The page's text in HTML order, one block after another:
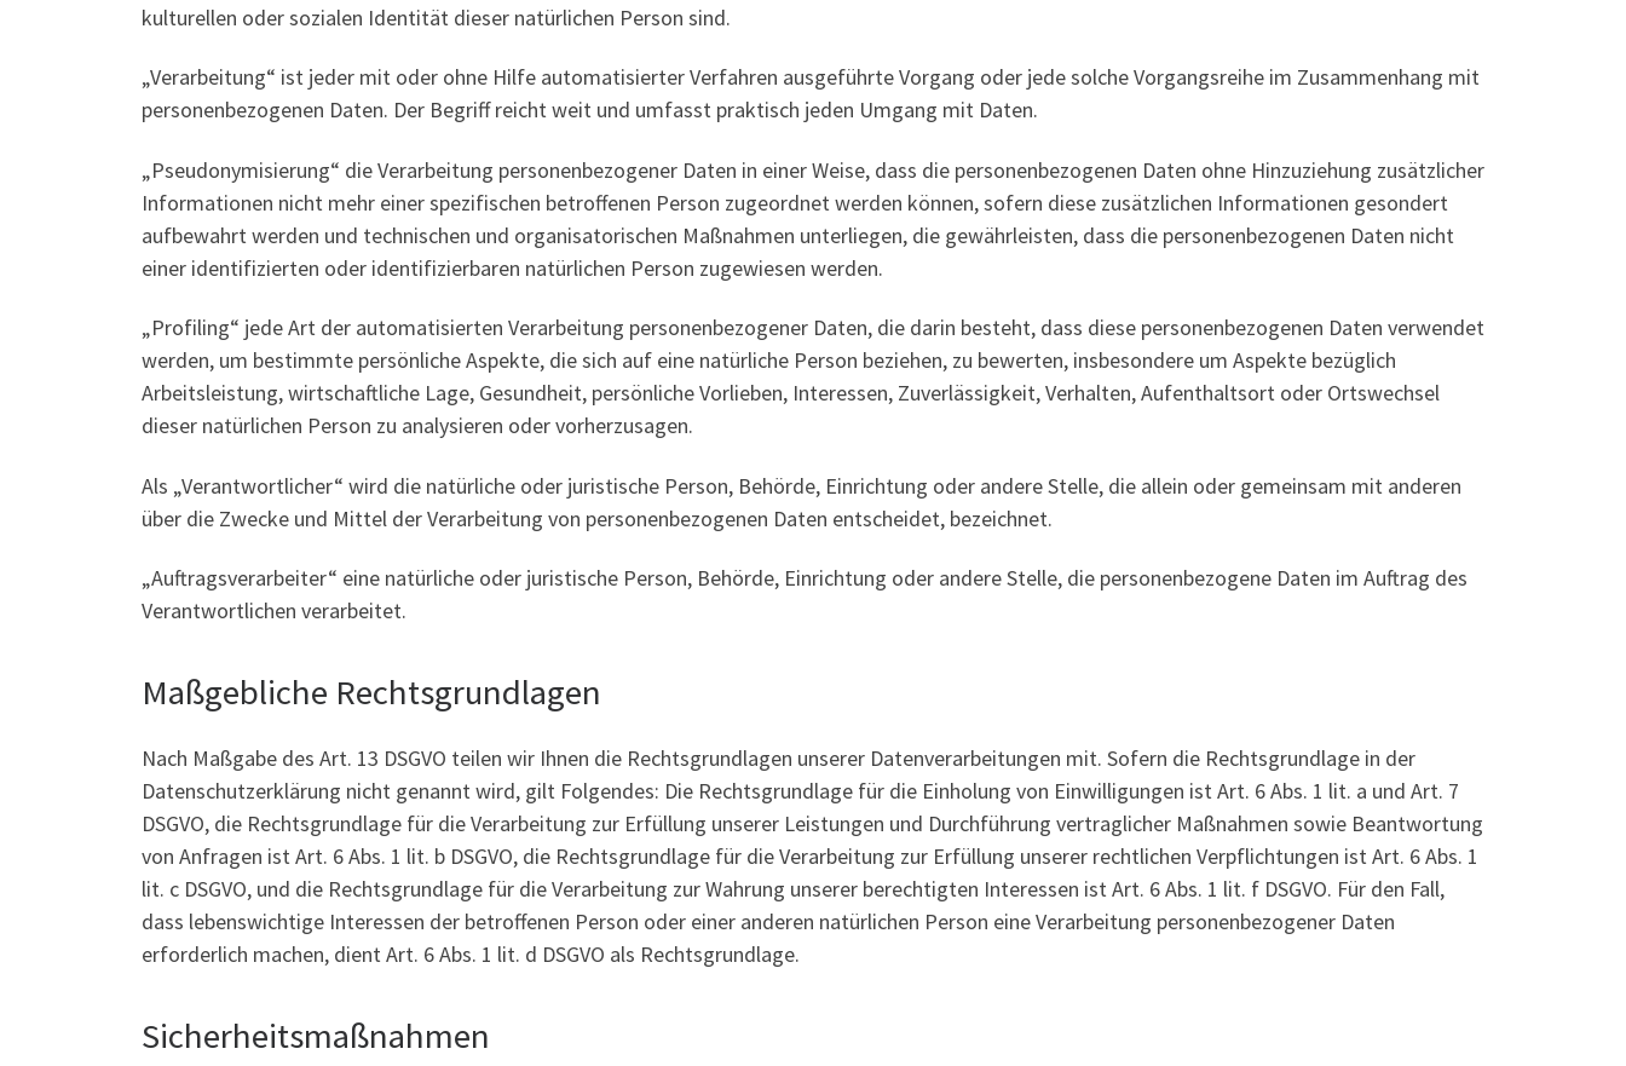
kulturellen oder sozialen Identität dieser natürlichen Person sind.
„Verarbeitung“ ist jeder mit oder ohne Hilfe automatisierter Verfahren ausgeführte Vorgang oder jede solche Vorgangsreihe im Zusammenhang mit
personenbezogenen Daten. Der Begriff reicht weit und umfasst praktisch jeden Umgang mit Daten.
„Pseudonymisierung“ die Verarbeitung personenbezogener Daten in einer Weise, dass die personenbezogenen Daten ohne Hinzuziehung zusätzlicher
Informationen nicht mehr einer spezifischen betroffenen Person zugeordnet werden können, sofern diese zusätzlichen Informationen gesondert
aufbewahrt werden und technischen und organisatorischen Maßnahmen unterliegen, die gewährleisten, dass die personenbezogenen Daten nicht
einer identifizierten oder identifizierbaren natürlichen Person zugewiesen werden.
„Profiling“ jede Art der automatisierten Verarbeitung personenbezogener Daten, die darin besteht, dass diese personenbezogenen Daten verwendet
werden, um bestimmte persönliche Aspekte, die sich auf eine natürliche Person beziehen, zu bewerten, insbesondere um Aspekte bezüglich
Arbeitsleistung, wirtschaftliche Lage, Gesundheit, persönliche Vorlieben, Interessen, Zuverlässigkeit, Verhalten, Aufenthaltsort oder Ortswechsel
dieser natürlichen Person zu analysieren oder vorherzusagen.
Als „Verantwortlicher“ wird die natürliche oder juristische Person, Behörde, Einrichtung oder andere Stelle, die allein oder gemeinsam mit anderen
über die Zwecke und Mittel der Verarbeitung von personenbezogenen Daten entscheidet, bezeichnet.
„Auftragsverarbeiter“ eine natürliche oder juristische Person, Behörde, Einrichtung oder andere Stelle, die personenbezogene Daten im Auftrag des
Verantwortlichen verarbeitet.
Maßgebliche Rechtsgrundlagen
Nach Maßgabe des Art. 13 DSGVO teilen wir Ihnen die Rechtsgrundlagen unserer Datenverarbeitungen mit. Sofern die Rechtsgrundlage in der
Datenschutzerklärung nicht genannt wird, gilt Folgendes: Die Rechtsgrundlage für die Einholung von Einwilligungen ist Art. 6 Abs. 1 lit. a und Art. 7
DSGVO, die Rechtsgrundlage für die Verarbeitung zur Erfüllung unserer Leistungen und Durchführung vertraglicher Maßnahmen sowie Beantwortung
von Anfragen ist Art. 6 Abs. 1 lit. b DSGVO, die Rechtsgrundlage für die Verarbeitung zur Erfüllung unserer rechtlichen Verpflichtungen ist Art. 6 Abs. 1
lit. c DSGVO, und die Rechtsgrundlage für die Verarbeitung zur Wahrung unserer berechtigten Interessen ist Art. 6 Abs. 1 lit. f DSGVO. Für den Fall,
dass lebenswichtige Interessen der betroffenen Person oder einer anderen natürlichen Person eine Verarbeitung personenbezogener Daten
erforderlich machen, dient Art. 6 Abs. 1 lit. d DSGVO als Rechtsgrundlage.
Sicherheitsmaßnahmen